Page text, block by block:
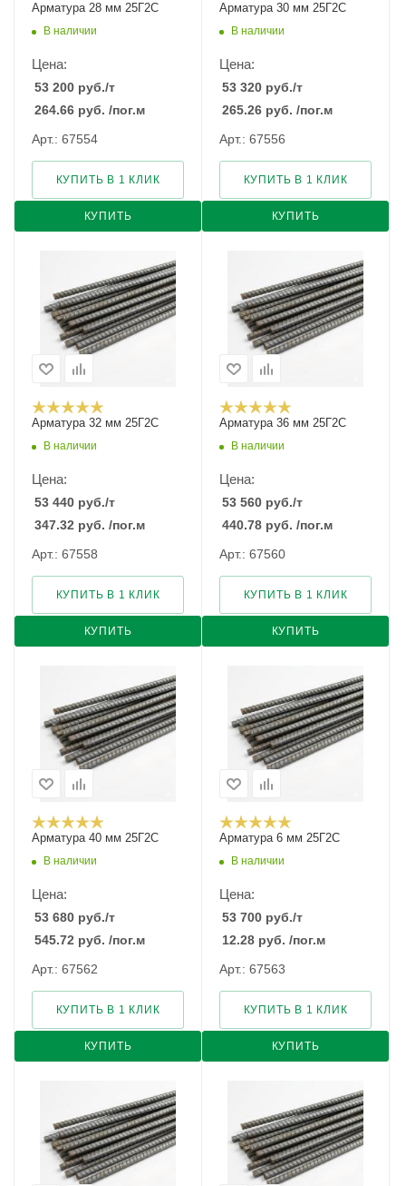
Арматура 28 мм 25Г2С
В наличии
Цена:
53 200 руб./т
264.66 руб. /пог.м
Арт.: 67554
КУПИТЬ
КУПИТЬ В 1 КЛИК
Арматура 30 мм 25Г2С
В наличии
Цена:
53 320 руб./т
265.26 руб. /пог.м
Арт.: 67556
КУПИТЬ
КУПИТЬ В 1 КЛИК
Арматура 32 мм 25Г2С
В наличии
Цена:
53 440 руб./т
347.32 руб. /пог.м
Арт.: 67558
КУПИТЬ
КУПИТЬ В 1 КЛИК
Арматура 36 мм 25Г2С
В наличии
Цена:
53 560 руб./т
440.78 руб. /пог.м
Арт.: 67560
КУПИТЬ
КУПИТЬ В 1 КЛИК
Арматура 40 мм 25Г2С
В наличии
Цена:
53 680 руб./т
545.72 руб. /пог.м
Арт.: 67562
КУПИТЬ
КУПИТЬ В 1 КЛИК
Арматура 6 мм 25Г2С
В наличии
Цена:
53 700 руб./т
12.28 руб. /пог.м
Арт.: 67563
КУПИТЬ
КУПИТЬ В 1 КЛИК